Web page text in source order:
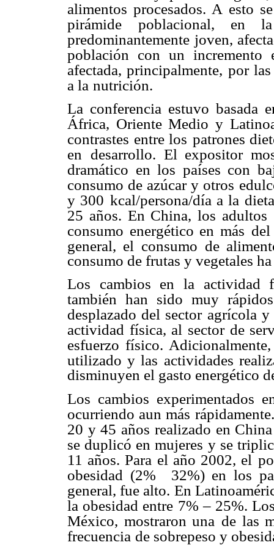
alimentos procesados. A esto
pirámide
poblacional, en
predominantemente joven,
población con un incremento
afectada, principalmente, por las
a la nutrición.
La conferencia estuvo basada
África, Oriente Medio y
contrastes entre los patrones
en
desarrollo. El expositor
dramático en los países con
consumo de azúcar y otros
y 300 kcal/persona/día a la
25 años. En China, los
consumo energético en más
general, el consumo de
consumo de frutas y vegetales
Los cambios en la actividad
también han sido muy
desplazado del sector agrícola y
actividad física, al sector de
esfuerzo físico.
utilizado y las actividades
disminuyen el gasto energético
Los cambios experimentados
ocurriendo aun más
20 y 45 años realizado en
se duplicó en mujeres y se
11 años. Para el año 2002, el
obesidad (2% 
32%) en los
general, fue alto. En
la obesidad entre 7% – 25%.
México, mostraron una de las
frecuencia de sobrepeso y